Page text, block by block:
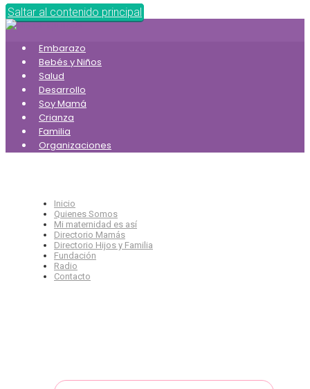
Saltar al contenido principal
Embarazo
Bebés y Niños
Salud
Desarrollo
Soy Mamá
Crianza
Familia
Organizaciones
Inicio
Quienes Somos
Mi maternidad es así
Directorio Mamás
Directorio Hijos y Familia
Fundación
Radio
Contacto